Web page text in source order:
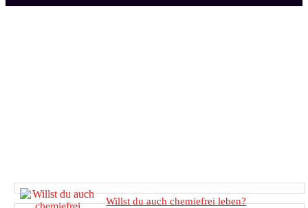
Willst du auch chemiefrei leben?